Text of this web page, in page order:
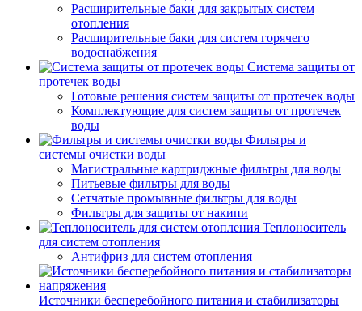
Расширительные баки для закрытых систем
отопления
Расширительные баки для систем горячего
водоснабжения
Система защиты от
протечек воды
Готовые решения систем защиты от протечек воды
Комплектующие для систем защиты от протечек
воды
Фильтры и
системы очистки воды
Магистральные картриджные фильтры для воды
Питьевые фильтры для воды
Сетчатые промывные фильтры для воды
Фильтры для защиты от накипи
Теплоноситель
для систем отопления
Антифриз для систем отопления
Источники бесперебойного питания и стабилизаторы